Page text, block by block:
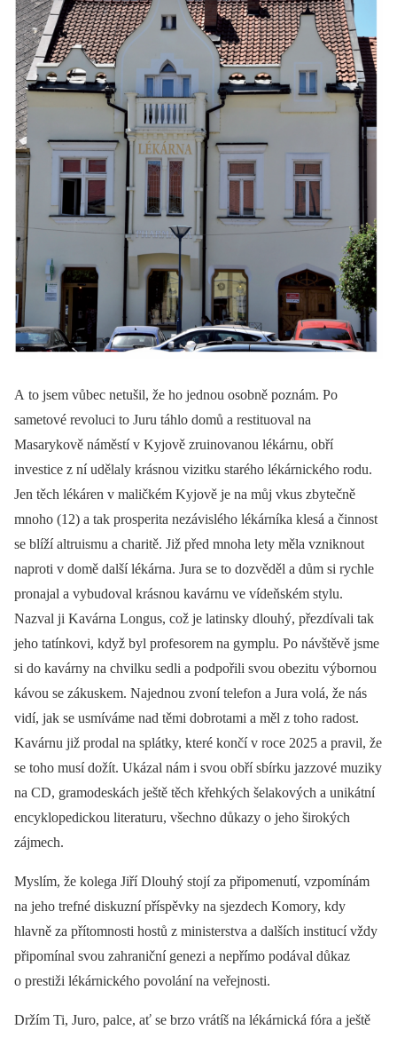
A to jsem vůbec netušil, že ho jednou osobně poznám. Po
sametové revoluci to Juru táhlo domů a restituoval na
Masarykově náměstí v Kyjově zruinovanou lékárnu, obří
investice z ní udělaly krásnou vizitku starého lékárnického rodu.
Jen těch lékáren v maličkém Kyjově je na můj vkus zbytečně
mnoho (12) a tak prosperita nezávislého lékárníka klesá a činnost
se blíží altruismu a charitě. Již před mnoha lety měla vzniknout
naproti v domě další lékárna. Jura se to dozvěděl a dům si rychle
pronajal a vybudoval krásnou kavárnu ve vídeňském stylu.
Nazval ji Kavárna Longus, což je latinsky dlouhý, přezdívali tak
jeho tatínkovi, když byl profesorem na gymplu. Po návštěvě jsme
si do kavárny na chvilku sedli a podpořili svou obezitu výbornou
kávou se zákuskem. Najednou zvoní telefon a Jura volá, že nás
vidí, jak se usmíváme nad těmi dobrotami a měl z toho radost.
Kavárnu již prodal na splátky, které končí v roce 2025 a pravil, že
se toho musí dožít. Ukázal nám i svou obří sbírku jazzové muziky
na CD, gramodeskách ještě těch křehkých šelakových a unikátní
encyklopedickou literaturu, všechno důkazy o jeho širokých
zájmech.
Myslím, že kolega Jiří Dlouhý stojí za připomenutí, vzpomínám
na jeho trefné diskuzní příspěvky na sjezdech Komory, kdy
hlavně za přítomnosti hostů z ministerstva a dalších institucí vždy
připomínal svou zahraniční genezi a nepřímo podával důkaz
o prestiži lékárnického povolání na veřejnosti.
Držím Ti, Juro, palce, ať se brzo vrátíš na lékárnická fóra a ještě